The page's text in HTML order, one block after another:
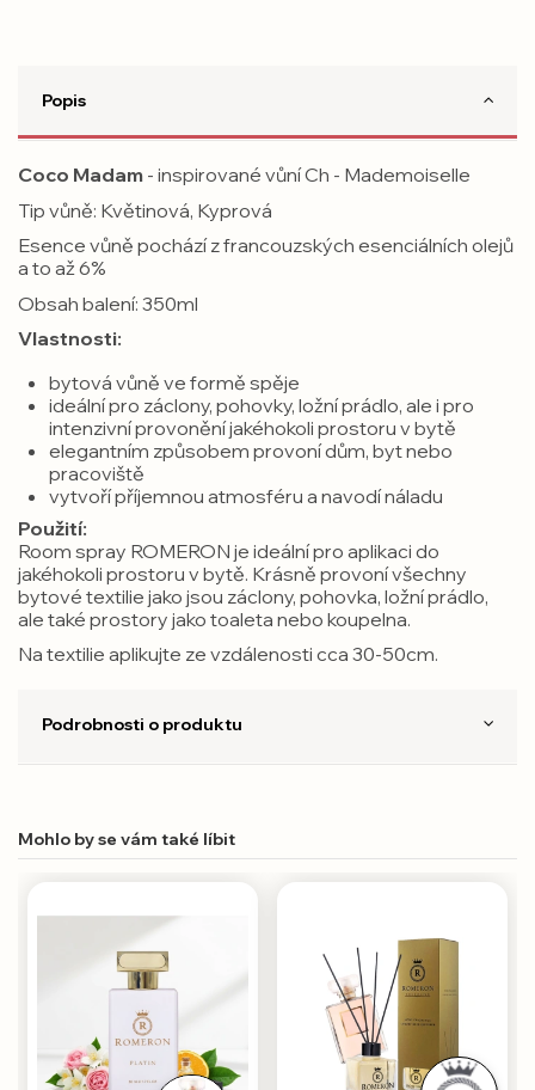
Popis
Coco Madam - inspirované vůní Ch - Mademoiselle
Tip vůně: Květinová, Kyprová
Esence vůně pochází z francouzských esenciálních olejů
a to až 6%
Obsah balení: 350ml
Vlastnosti:
bytová vůně ve formě spěje
ideální pro záclony, pohovky, ložní prádlo, ale i pro
intenzivní provonění jakéhokoli prostoru v bytě
elegantním způsobem provoní dům, byt nebo
pracoviště
vytvoří příjemnou atmosféru a navodí náladu
Použití:
Room spray ROMERON je ideální pro aplikaci do
jakéhokoli prostoru v bytě. Krásně provoní všechny
bytové textilie jako jsou záclony, pohovka, ložní prádlo,
ale také prostory jako toaleta nebo koupelna.
Na textilie aplikujte ze vzdálenosti cca 30-50cm.
Podrobnosti o produktu
Mohlo by se vám také líbit